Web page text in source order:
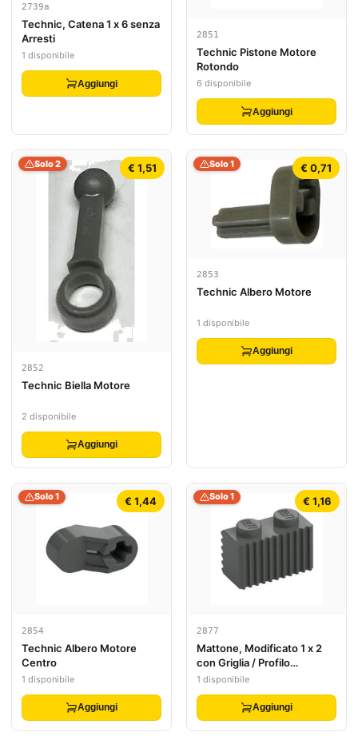
2739a
Technic, Catena 1 x 6 senza
Arresti
1 disponibile
Aggiungi
2851
Technic Pistone Motore
Rotondo
6 disponibile
Aggiungi
€ 1,51
Solo 2
2852
Technic Biella Motore
2 disponibile
Aggiungi
€ 0,71
Solo 1
2853
Technic Albero Motore
1 disponibile
Aggiungi
€ 1,44
Solo 1
2854
Technic Albero Motore
Centro
1 disponibile
Aggiungi
€ 1,16
Solo 1
2877
Mattone, Modificato 1 x 2
con Griglia / Profilo
Scanalato
1 disponibile
Aggiungi